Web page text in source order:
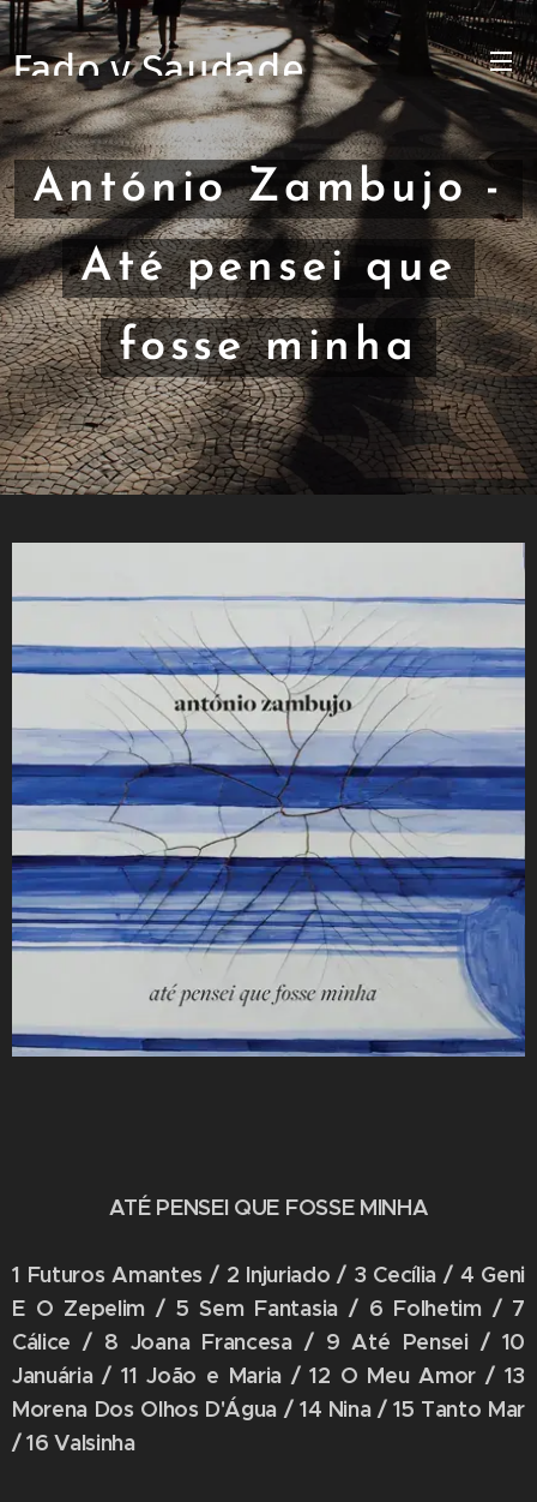
Fado y Saudade
António Zambujo -
Até pensei que
fosse minha
ATÉ PENSEI QUE FOSSE MINHA
1 Futuros Amantes / 2 Injuriado / 3 Cecília / 4 Geni
E O Zepelim / 5 Sem Fantasia / 6 Folhetim / 7
Cálice / 8 Joana Francesa / 9 Até Pensei / 10
Januária / 11 João e Maria / 12 O Meu Amor / 13
Morena Dos Olhos D'Água / 14 Nina / 15 Tanto Mar
/ 16 Valsinha